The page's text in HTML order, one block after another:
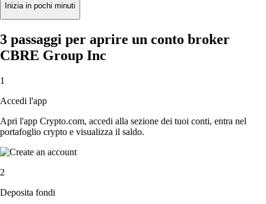
Inizia in pochi minuti
3 passaggi per aprire un conto broker
CBRE Group Inc
1
Accedi l'app
Apri l'app Crypto.com, accedi alla sezione dei tuoi conti, entra nel
portafoglio crypto e visualizza il saldo.
2
Deposita fondi